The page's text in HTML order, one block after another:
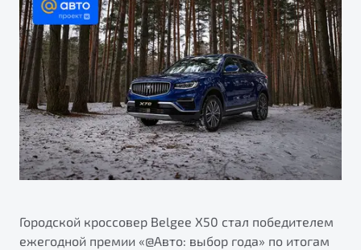
Яркий кроссовер
от 2 219 990 ₽*
Обзор В наличии
S50
Автокредит
Трейд-ин
Страхование
Расчет КАСКО
ПОДДЕРЖКА
Гарантия Belgee
Belgee Линк
Belgee Клуб
Belgee Плюс
Реферальная программа
Помощь на дорогах
О дилерском центре
Правовая информация
Городской кроссовер Belgee Х50 стал победителем
ежегодной премии «@Авто: выбор года» по итогам